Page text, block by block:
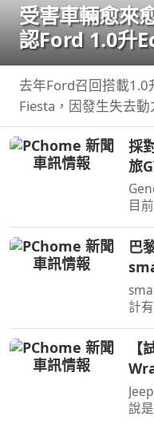
受害車輛愈來
認Ford 1.0升
帶會產生碎屑
去年Ford召回搭載1.0
Fiesta，因發生失去
NHTSA也進入調查，
分析，如今則確認原
採
旅
目
計
巴
計
相
版
順！
說